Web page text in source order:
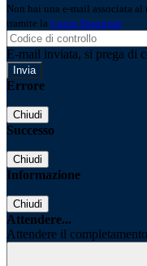
Non hai una e-mail associata
tramite la Login Spaggiari
E-mail inviata, si prega di
Errore
Chiudi
Successo
Chiudi
Informazione
Chiudi
Attendere...
Attendere il